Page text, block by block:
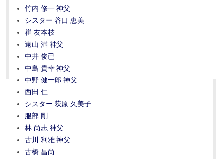
竹内 修一 神父
シスター 谷口 恵美
崔 友本枝
遠山 満 神父
中井 俊已
中島 貴幸 神父
中野 健一郎 神父
西田 仁
シスター 萩原 久美子
服部 剛
林 尚志 神父
古川 利雅 神父
古橋 昌尚